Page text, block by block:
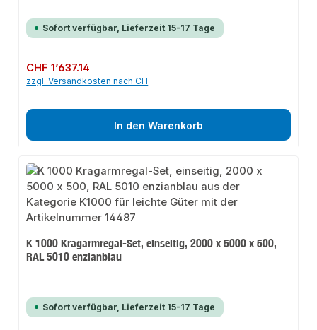
Sofort verfügbar, Lieferzeit 15-17 Tage
Regulärer Preis:
CHF 1’637.14
zzgl. Versandkosten nach CH
In den Warenkorb
K 1000 Kragarmregal-Set, einseitig, 2000 x 5000 x 500,
RAL 5010 enzianblau
Sofort verfügbar, Lieferzeit 15-17 Tage